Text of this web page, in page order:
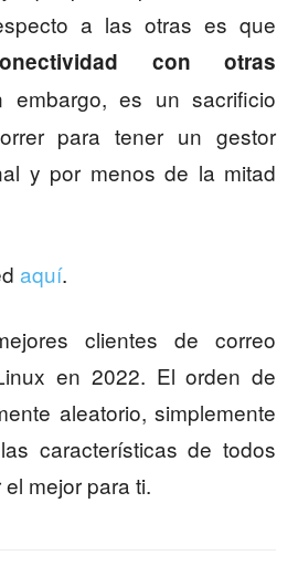
a las otras es que
con otras
embargo, es un sacrificio
para tener un gestor
y por menos de la mitad
aquí.
clientes de correo
en 2022. El orden de
aleatorio, simplemente
características de todos
mejor para ti.